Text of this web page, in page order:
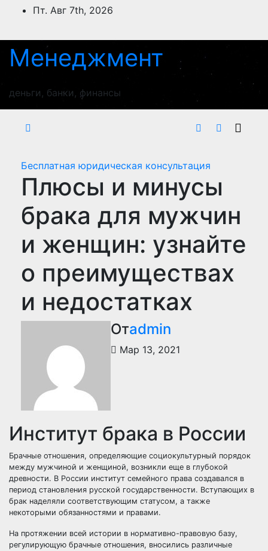
ПерейтиПт. Авг 7th, 2026
Менеджмент
деньги, банки, финансы
Бесплатная юридическая консультация
Плюсы и минусы
брака для мужчин
и женщин: узнайте
о преимуществах
и недостатках
Отadmin
Мар 13, 2021
Институт брака в России
Брачные отношения, определяющие социокультурный порядок
между мужчиной и женщиной, возникли еще в глубокой
древности. В России институт семейного права создавался в
период становления русской государственности. Вступающих в
брак наделяли соответствующим статусом, а также
некоторыми обязанностями и правами.
На протяжении всей истории в нормативно-правовую базу,
регулирующую брачные отношения, вносились различные